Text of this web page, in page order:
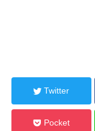
Twitter
Pocket